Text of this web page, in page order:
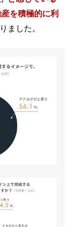
を積極的に利
ました。